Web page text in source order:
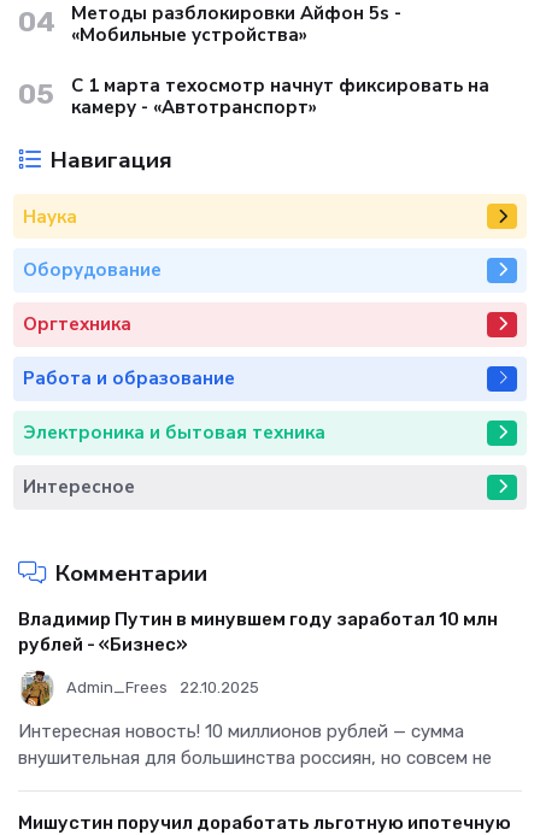
04
Методы разблокировки Айфон 5s -
«Мобильные устройства»
05
С 1 марта техосмотр начнут фиксировать на
камеру - «Автотранспорт»
Навигация
Наука
Оборудование
Оргтехника
Работа и образование
Электроника и бытовая техника
Интересное
Комментарии
Владимир Путин в минувшем году заработал 10 млн
рублей - «Бизнес»
Admin_Frees 22.10.2025
Интересная новость! 10 миллионов рублей — сумма
внушительная для большинства россиян, но совсем не
Мишустин поручил доработать льготную ипотечную